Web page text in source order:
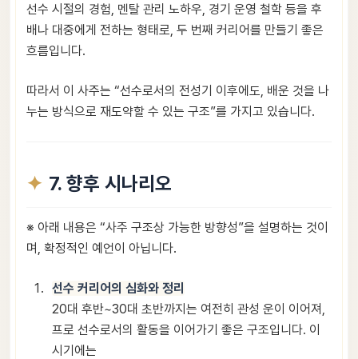
선수 시절의 경험, 멘탈 관리 노하우, 경기 운영 철학 등을 후
배나 대중에게 전하는 형태로, 두 번째 커리어를 만들기 좋은
흐름입니다.
따라서 이 사주는 “선수로서의 전성기 이후에도, 배운 것을 나
누는 방식으로 재도약할 수 있는 구조”를 가지고 있습니다.
7. 향후 시나리오
※ 아래 내용은 “사주 구조상 가능한 방향성”을 설명하는 것이
며, 확정적인 예언이 아닙니다.
선수 커리어의 심화와 정리
20대 후반~30대 초반까지는 여전히 관성 운이 이어져,
프로 선수로서의 활동을 이어가기 좋은 구조입니다. 이
시기에는